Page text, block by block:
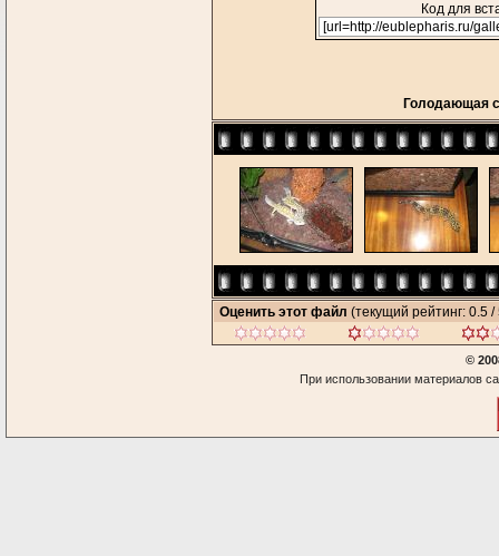
Код для
Голодающая
Оценить этот файл (текущий рейтинг: 0.5 /
©
При использовании материалов